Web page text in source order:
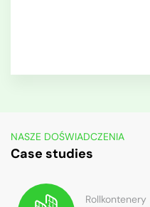
NASZE DOŚWIADCZENIA
Case studies
Rollkontenery